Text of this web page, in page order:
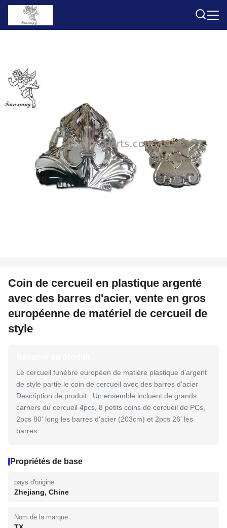
Coin de cercueil en plastique argenté
avec des barres d'acier, vente en gros
européenne de matériel de cercueil de
style
Le cercueil funèbre européen de matière plastique d'argent
de style partie le coin de cercueil avec des barres d'acier
Description de produit : Un ensemble incluent de grands
carners du cercueil 4pcs, 8 petits coins de cercueil de PCs,
2pcs 80' long les barres d'acier (203cm) et 2pcs 26' les
barres ...
Propriétés de base
pays d'origine
Zhejiang, Chine
Nom de la marque